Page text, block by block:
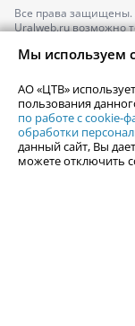
Все права защищены.
Uralweb.ru возможно
По вопросам
По вопросам
afisha@uralweb.ru
Пользовательское
Политика АО «ЦТВ» в
Мы используем
АО «ЦТВ»
пользования
по работе с cookie-
обработки
данный сайт, Вы
можете отключить